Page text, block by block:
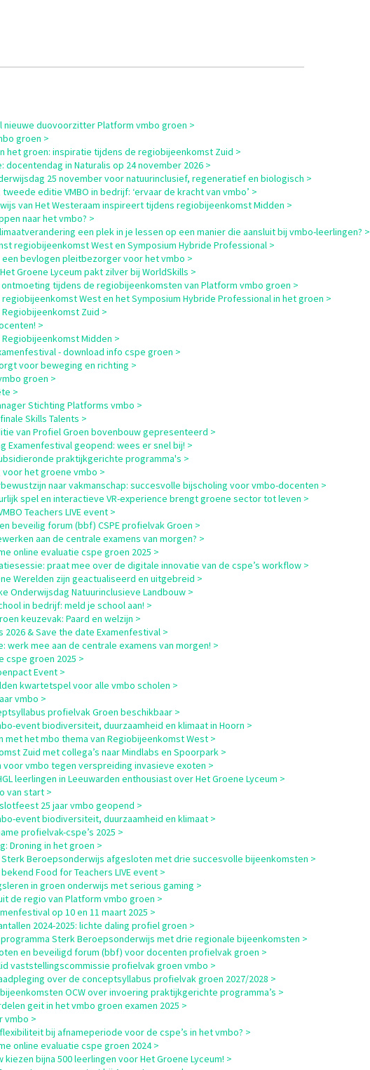
nieuwe duovoorzitter Platform vmbo groen >
groen >
het groen: inspiratie tijdens de regiobijeenkomst Zuid >
docentendag in Naturalis op 24 november 2026 >
25 november voor natuurinclusief, regeneratief en biologisch >
editie VMBO in bedrijf: ‘ervaar de kracht van vmbo’ >
van Het Westeraam inspireert tijdens regiobijeenkomst Midden >
naar het vmbo? >
een plek in je lessen op een manier die aansluit bij vmbo-leerlingen? >
regiobijeenkomst West en Symposium Hybride Professional >
een bevlogen pleitbezorger voor het vmbo >
Groene Lyceum pakt zilver bij WorldSkills >
ontmoeting tijdens de regiobijeenkomsten van Platform vmbo groen >
regiobijeenkomst West en het Symposium Hybride Professional in het groen >
Regiobijeenkomst Zuid >
>
Regiobijeenkomst Midden >
- download info cspe groen >
voor beweging en richting >
groen >
>
Stichting Platforms vmbo >
Skills Talents >
van Profiel Groen bovenbouw gepresenteerd >
Examenfestival geopend: wees er snel bij! >
praktijkgerichte programma's >
voor het groene vmbo >
naar vakmanschap: succesvolle bijscholing voor vmbo-docenten >
spel en interactieve VR-experience brengt groene sector tot leven >
Teachers LIVE event >
beveilig forum (bbf) CSPE profielvak Groen >
aan de centrale examens van morgen? >
online evaluatie cspe groen 2025 >
praat mee over de digitale innovatie van de cspe’s workflow >
Werelden zijn geactualiseerd en uitgebreid >
Onderwijsdag Natuurinclusieve Landbouw >
in bedrijf: meld je school aan! >
keuzevak: Paard en welzijn >
2026 & Save the date Examenfestival >
werk mee aan de centrale examens van morgen! >
cspe groen 2025 >
Event >
kwartetspel voor alle vmbo scholen >
vmbo >
profielvak Groen beschikbaar >
event biodiversiteit, duurzaamheid en klimaat in Hoorn >
met het mbo thema van Regiobijeenkomst West >
Zuid met collega’s naar Mindlabs en Spoorpark >
voor vmbo tegen verspreiding invasieve exoten >
leerlingen in Leeuwarden enthousiast over Het Groene Lyceum >
van start >
25 jaar vmbo geopend >
event biodiversiteit, duurzaamheid en klimaat >
profielvak-cspe’s 2025 >
Droning in het groen >
Sterk Beroepsonderwijs afgesloten met drie succesvolle bijeenkomsten >
Food for Teachers LIVE event >
in groen onderwijs met serious gaming >
de regio van Platform vmbo groen >
op 10 en 11 maart 2025 >
2024-2025: lichte daling profiel groen >
programma Sterk Beroepsonderwijs met drie regionale bijeenkomsten >
en beveiligd forum (bbf) voor docenten profielvak groen >
vaststellingscommissie profielvak groen vmbo >
over de conceptsyllabus profielvak groen 2027/2028 >
OCW over invoering praktijkgerichte programma’s >
geit in het vmbo groen examen 2025 >
vmbo >
bij afnameperiode voor de cspe’s in het vmbo? >
online evaluatie cspe groen 2024 >
kiezen bijna 500 leerlingen voor Het Groene Lyceum! >